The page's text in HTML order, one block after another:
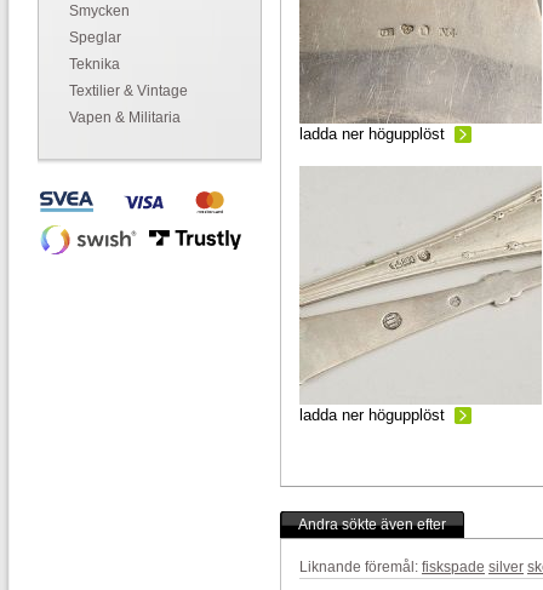
Smycken
Speglar
Teknika
Textilier & Vintage
Vapen & Militaria
ladda ner högupplöst
ladda ner högupplöst
Andra sökte även efter
Liknande föremål: fiskspade silver